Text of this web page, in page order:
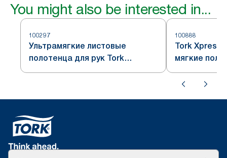
You might also be interested in...
100297
Ультрамягкие листовые
полотенца для рук Tork
Xpress® Premium сложения
100888
Tork
мягкие
сложения